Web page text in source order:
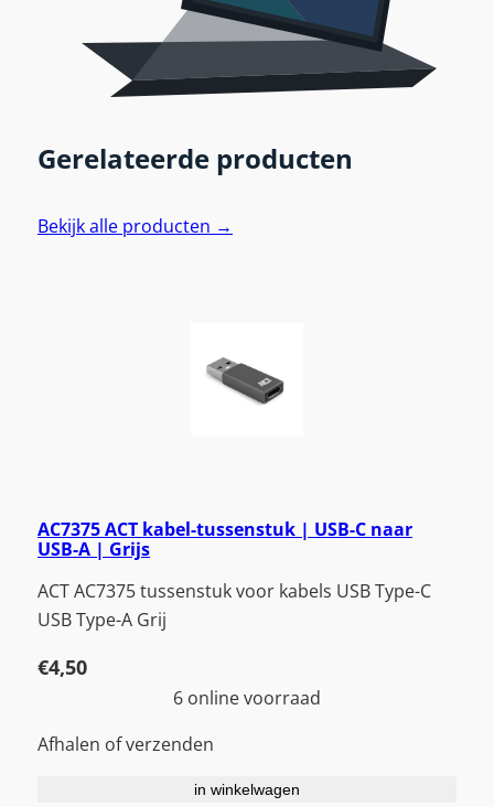
Gerelateerde producten
Bekijk alle producten →
AC7375 ACT kabel-tussenstuk | USB-C naar
USB-A | Grijs
ACT AC7375 tussenstuk voor kabels USB Type-C
USB Type-A Grij
€4,50
6 online voorraad
Afhalen of verzenden
in winkelwagen